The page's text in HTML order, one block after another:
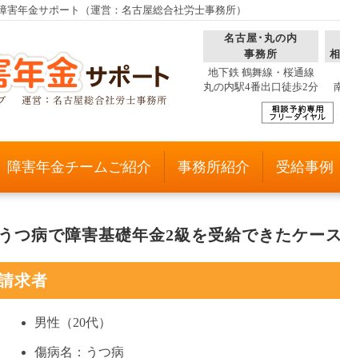
年金サポート（運営：名古屋総合社労士事務所）
名古屋･丸の内
事務所
地下鉄 鶴舞線・桜通線
丸の内駅4番出口徒歩2分
障害年金チームご紹介 事務所紹介 受給事例
うつ病で障害基礎年金2級を受給できたケース
求者
男性（20代）
傷病名：うつ病